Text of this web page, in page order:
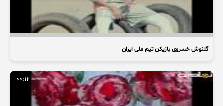
گلنوش خسروی بازیکن تیم ملی ایران
00:12